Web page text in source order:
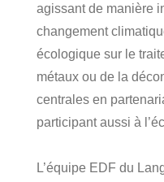
agissant de manière
changement
écologique sur le
métaux ou de la
centrales en
participant aussi à
L’équipe EDF du